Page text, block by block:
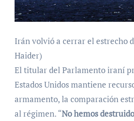
Irán volvió a cerrar el estrecho
Haider)
El titular del Parlamento iraní
Estados Unidos mantiene
armamento, la comparación
al régimen. “No hemos